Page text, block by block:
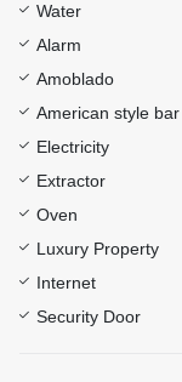
Water
Alarm
Amoblado
American style bar
Electricity
Extractor
Oven
Luxury Property
Internet
Security Door